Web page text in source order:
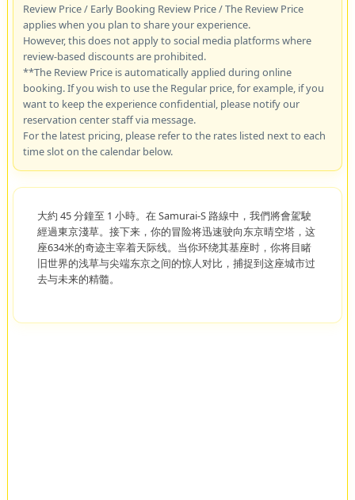
Review Price / Early Booking Review Price / The Review Price
applies when you plan to share your experience.
However, this does not apply to social media platforms where
review-based discounts are prohibited.
**The Review Price is automatically applied during online
booking. If you wish to use the Regular price, for example, if you
want to keep the experience confidential, please notify our
reservation center staff via message.
For the latest pricing, please refer to the rates listed next to each
time slot on the calendar below.
大約 45 分鐘至 1 小時。在 Samurai-S 路線中，我們將會駕駛
經過東京淺草。接下来，你的冒险将迅速驶向东京晴空塔，这
座634米的奇迹主宰着天际线。当你环绕其基座时，你将目睹
旧世界的浅草与尖端东京之间的惊人对比，捕捉到这座城市过
去与未来的精髓。